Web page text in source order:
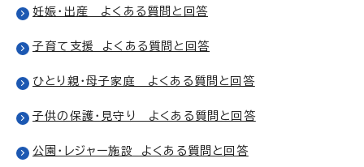
妊娠・出産 よくある質問と回答
子育て支援 よくある質問と回答
ひとり親・母子家庭 よくある質問と回答
子供の保護・見守り よくある質問と回答
公園・レジャー施設 よくある質問と回答